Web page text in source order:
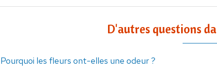
D'autres questions
Pourquoi les fleurs ont-elles une odeur ?